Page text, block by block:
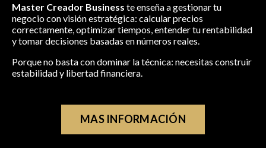
Master Creador Business te enseña a gestionar tu
negocio con visión estratégica: calcular precios
correctamente, optimizar tiempos, entender tu rentabilidad
y tomar decisiones basadas en números reales.
Porque no basta con dominar la técnica: necesitas construir
estabilidad y libertad financiera.
MAS INFORMACIÓN